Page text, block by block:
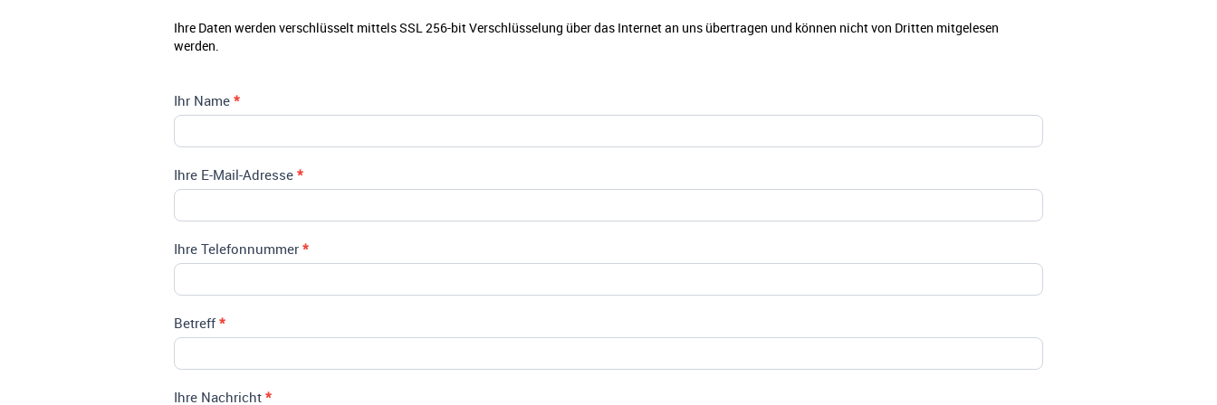
Kontakt
Ihre Daten werden verschlüsselt mittels SSL 256-bit Verschlüsselung über das Internet an uns übertragen und können nicht von Dritten mitgelesen
werden.
Ihr Name *
Ihre E-Mail-Adresse *
Ihre Telefonnummer *
Betreff*
Ihre Nachricht *